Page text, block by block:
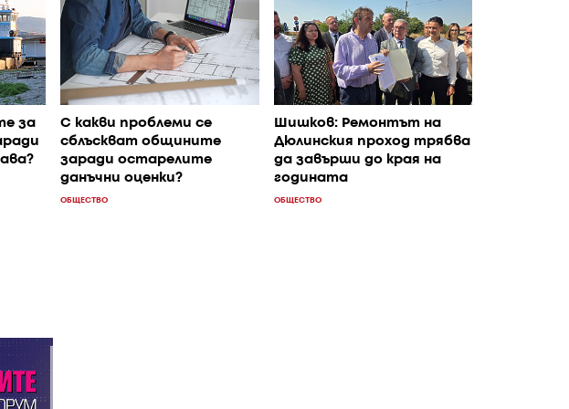
за
С к акви проблеми се
сблъскват общините
заради остарелите
данъчни оценки?
ОБЩЕСТВО
Шишков: Ремонтът на
Дюлинския проход трябва
да завърши до края на
годината
ОБЩЕСТВО